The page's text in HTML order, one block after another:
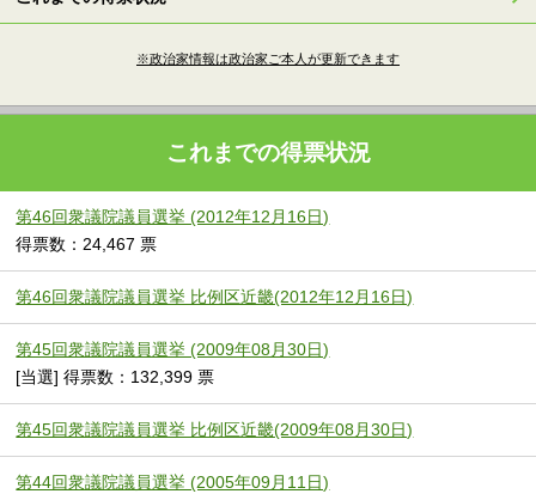
※政治家情報は政治家ご本人が更新できます
これまでの得票状況
第46回衆議院議員選挙 (2012年12月16日)
得票数：24,467 票
第46回衆議院議員選挙 比例区近畿(2012年12月16日)
第45回衆議院議員選挙 (2009年08月30日)
[当選] 得票数：132,399 票
第45回衆議院議員選挙 比例区近畿(2009年08月30日)
第44回衆議院議員選挙 (2005年09月11日)